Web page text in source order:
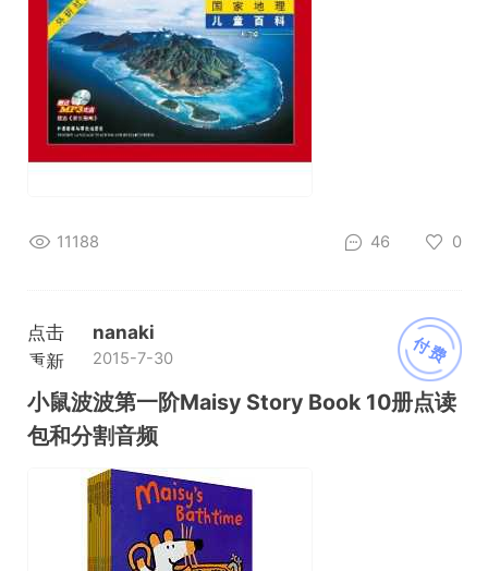
11188 46 0
付费
点击
重新
加载
nanaki
2015-7-30
小鼠波波第一阶Maisy Story Book 10册点读
包和分割音频